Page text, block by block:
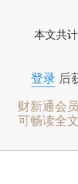
本文共
登录后
财新通会员
可畅读全文